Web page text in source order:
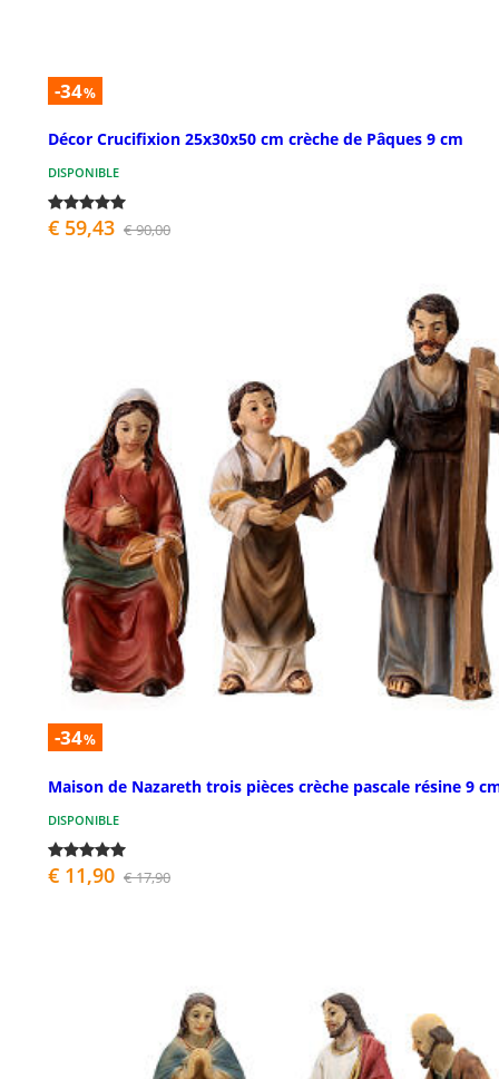
-34%
Décor Crucifixion 25x30x50 cm crèche de Pâques 9 cm
DISPONIBLE
€ 59,43 € 90,00
-34%
Maison de Nazareth trois pièces crèche pascale résine 9
DISPONIBLE
€ 11,90 € 17,90